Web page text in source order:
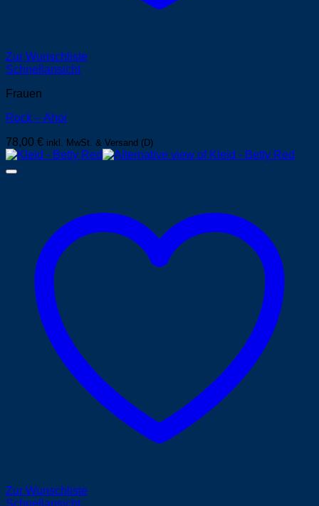
Zur Wunschliste
Schnellansicht
Frauen
Rock – Ahoi
78,00 € inkl. MwSt. & Versand (D)
Zur Wunschliste
Schnellansicht